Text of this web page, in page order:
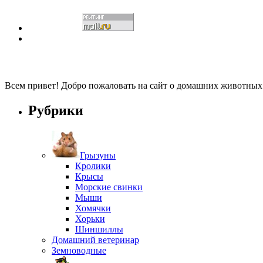
Всем привет! Добро пожаловать на сайт о домашних
Рубрики
Грызуны
Кролики
Крысы
Морские свинки
Мыши
Хомячки
Хорьки
Шиншиллы
Домашний ветеринар
Земноводные